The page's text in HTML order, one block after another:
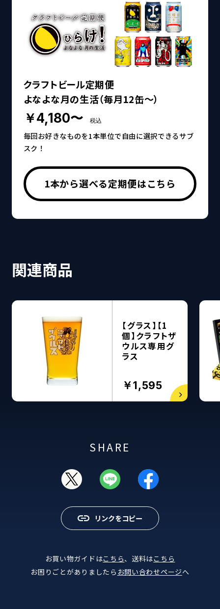
クラフトビール定期便
よなよな月の生活（毎月12缶～）
￥4,180〜 税込
毎回お好きなものを1本単位で自由に選択できるサブ
スク！
1本から選べる定期便はこちら
関連商品
【グラス】【1
個】クラフトザ
ウルス専用グ
ラス
￥1,595
SHARE
リンクをコピー
お買い物ガイドはこちら、送料はこちら
お困りごとがありましたら お問い合わせページへ